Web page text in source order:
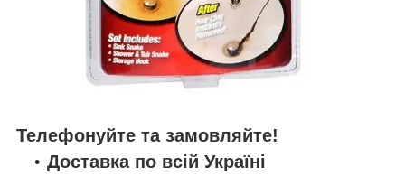
Телефонуйте та замовляйте!
Доставка по всій Україні